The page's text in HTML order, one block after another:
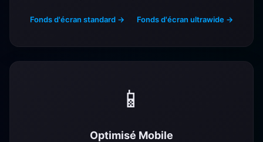
Fonds d'écran standard → Fonds d'écran ultrawide →
📱
Optimisé Mobile